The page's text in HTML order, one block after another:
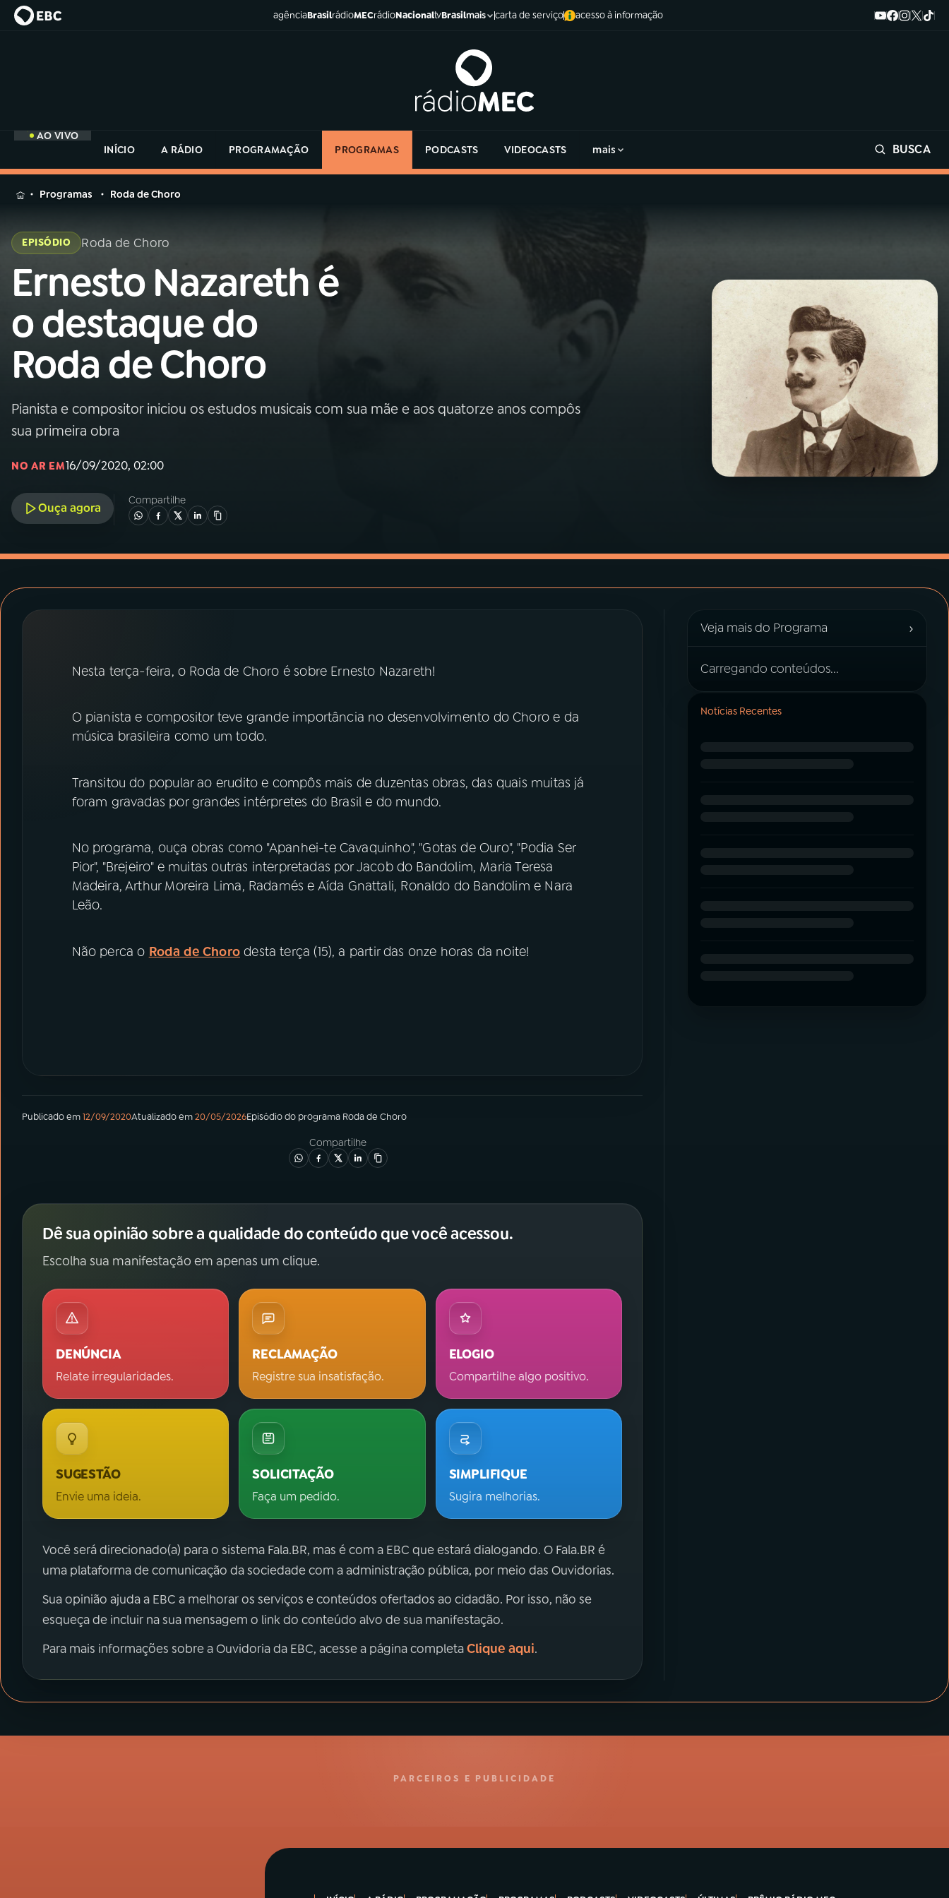
agênciaBrasilrádioMECrádioNacionaltvBrasilmais carta de serviço acesso à informação
AO VIVO
INÍCIO
A RÁDIO PROGRAMAÇÃO PROGRAMAS PODCASTS VIDEOCASTS mais BUSCA
MENU
Buscar
na
Rádio
MEC
AO VIVO
01 INÍCIO
02
04PROGRAMAS
06VIDEOCASTS
PRÊMIO RÁDIO MEC
ACOMPANHE A RÁDIO MEC
Instagram X
na
Rádio
Programas Roda de Choro
EPISÓDIO Roda de Choro
Ernesto Nazareth é
o destaque do
Roda de Choro
Pianista e compositor iniciou os estudos musicais com sua mãe e aos quatorze anos compôs
sua primeira obra
NO AR EM16/09/2020, 02:00
Ouça agora
Compartilhe
Nesta terça-feira, o Roda de Choro é sobre Ernesto Nazareth!
O pianista e compositor teve grande importância no desenvolvimento do Choro e da
música brasileira como um todo.
Transitou do popular ao erudito e compôs mais de duzentas obras, das quais muitas já
foram gravadas por grandes intérpretes do Brasil e do mundo.
No programa, ouça obras como "Apanhei-te Cavaquinho", "Gotas de Ouro", "Podia Ser
Pior", "Brejeiro" e muitas outras interpretadas por Jacob do Bandolim, Maria Teresa
Madeira, Arthur Moreira Lima, Radamés e Aída Gnattali, Ronaldo do Bandolim e Nara
Leão.
Não perca o Roda de Choro desta terça (15), a partir das onze horas da noite!
Publicado em12/09/2020Atualizado em20/05/2026Episódiodo programa Roda de Choro
Compartilhe
Dê sua opinião sobre a qualidade do conteúdo que você acessou.
Escolha sua manifestação em apenas um clique.
DENÚNCIA
Relate irregularidades.
RECLAMAÇÃO
Registre sua insatisfação.
ELOGIO
Compartilhe algo positivo.
SUGESTÃO
Envie uma ideia.
SOLICITAÇÃO
Faça um pedido.
SIMPLIFIQUE
Sugira melhorias.
Você será direcionado(a) para o sistema Fala.BR, mas é com a EBC que estará dialogando. O Fala.BR é
uma plataforma de comunicação da sociedade com a administração pública, por meio das Ouvidorias.
Sua opinião ajuda a EBC a melhorar os serviços e conteúdos ofertados ao cidadão. Por isso, não se
esqueça de incluir na sua mensagem o link do conteúdo alvo de sua manifestação.
Para mais informações sobre a Ouvidoria da EBC, acesse a página completaClique aqui.
Veja mais do Programa ›
Carregando conteúdos...
Notícias Recentes
PARCEIROS E PUBLICIDADE